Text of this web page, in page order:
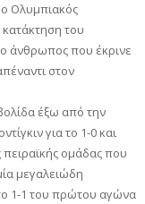
ο Ολυμπιακός
του
άνθρωπος που έκρινε
στον
έξω από την
για το 1-0 και
πειραϊκής ομάδας που
μεγαλειώδη
1-1 του πρώτου αγώνα